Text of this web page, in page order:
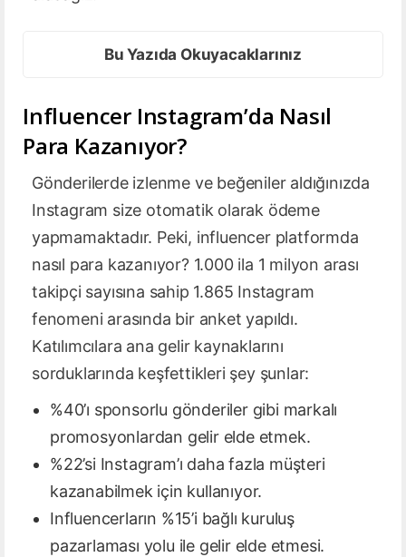
Bu Yazıda Okuyacaklarınız
Influencer Instagram’da Nasıl
Para Kazanıyor?
Gönderilerde izlenme ve beğeniler aldığınızda
Instagram size otomatik olarak ödeme
yapmamaktadır. Peki, influencer platformda
nasıl para kazanıyor? 1.000 ila 1 milyon arası
takipçi sayısına sahip 1.865 Instagram
fenomeni arasında bir anket yapıldı.
Katılımcılara ana gelir kaynaklarını
sorduklarında keşfettikleri şey şunlar:
%40’ı sponsorlu gönderiler gibi markalı
promosyonlardan gelir elde etmek.
%22’si Instagram’ı daha fazla müşteri
kazanabilmek için kullanıyor.
Influencerların %15’i bağlı kuruluş
pazarlaması yolu ile gelir elde etmesi.